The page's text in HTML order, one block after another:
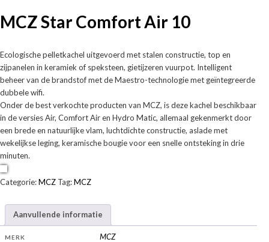
MCZ Star Comfort Air 10
Ecologische pelletkachel uitgevoerd met stalen constructie, top en
zijpanelen in keramiek of speksteen, gietijzeren vuurpot. Intelligent
beheer van de brandstof met de Maestro-technologie met geïntegreerde
dubbele wifi.
Onder de best verkochte producten van MCZ, is deze kachel beschikbaar
in de versies Air, Comfort Air en Hydro Matic, allemaal gekenmerkt door
een brede en natuurlijke vlam, luchtdichte constructie, aslade met
wekelijkse leging, keramische bougie voor een snelle ontsteking in drie
minuten.
Categorie:MCZ Tag:MCZ
Aanvullende informatie
MERK MCZ